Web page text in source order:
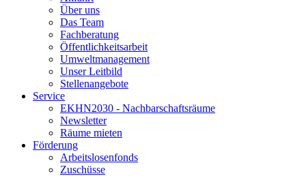
Über uns
Das Team
Fachberatung
Öffentlichkeitsarbeit
Umweltmanagement
Unser Leitbild
Stellenangebote
Service
EKHN2030 - Nachbarschaftsräume
Newsletter
Räume mieten
Förderung
Arbeitslosenfonds
Zuschüsse